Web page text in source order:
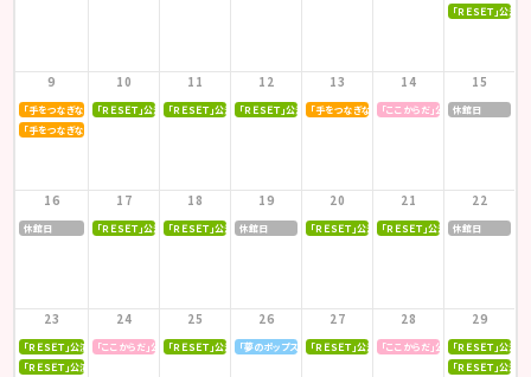
「ＲＥＳＥＴ」公演
「手をつなぎながら」公演
「手をつなぎながら」公演
9
「ＲＥＳＥＴ」公演
10
「ＲＥＳＥＴ」公演
11
「ＲＥＳＥＴ」公演
12
「手をつなぎながら」公演
13
「ここからだ」公演
14
休館日
15
休館日
16
「ＲＥＳＥＴ」公演
17
「ＲＥＳＥＴ」公演
18
休館日
19
「ＲＥＳＥＴ」公演
20
「ＲＥＳＥＴ」公演
21
休館日
22
「ＲＥＳＥＴ」公演
「ＲＥＳＥＴ」公演
23
「ここからだ」公演
24
「ＲＥＳＥＴ」公演
25
「夢のポップスター」公演
26
「ＲＥＳＥＴ」公演
27
「ここからだ」公演
28
「ＲＥＳＥＴ」公演
「ＲＥＳＥＴ」公演
29